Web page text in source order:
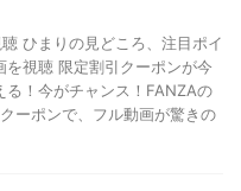
ひまりの見どころ、注目ポイ
を視聴 限定割引クーポンが今
る！今がチャンス！FANZAの
ーポンで、フル動画が驚きの